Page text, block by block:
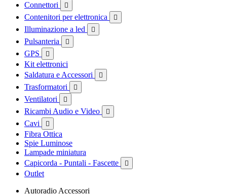
Connettori

Contenitori per elettronica 
Illuminazione a led 
Pulsanteria 
GPS 
Kit elettronici
Saldatura e Accessori

Trasformatori 
Ventilatori 
Ricambi Audio e Video 
Cavi 
Fibra Ottica
Spie Luminose
Lampade miniatura
Capicorda - Puntali - Fascette

Outlet
Autoradio Accessori